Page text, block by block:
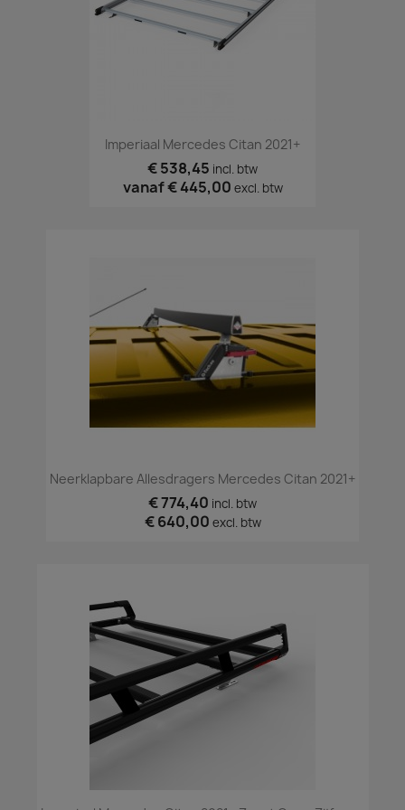
Imperiaal Mercedes Citan 2021+
€ 538,45 incl. btw
vanaf€ 445,00 excl. btw
Neerklapbare Allesdragers Mercedes Citan 2021+
€ 774,40 incl. btw
€ 640,00 excl. btw